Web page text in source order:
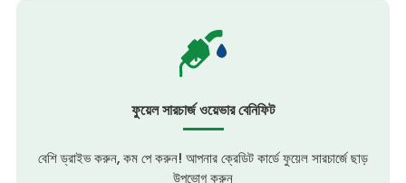
ফুয়েল সারচার্জ ওয়েভার বেনিফিট
বেশি ড্রাইভ করুন, কম পে করুন! আপনার ক্রেডিট কার্ডে ফুয়েল সারচার্জে ছাড়
উপভোগ করুন